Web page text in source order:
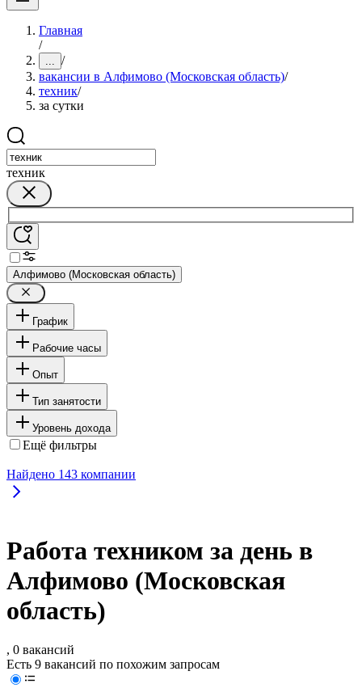
Главная
/
... /
вакансии в Алфимово (Московская область)/
техник/
за сутки
техник
Алфимово (Московская область)
График
Рабочие часы
Опыт
Тип занятости
Уровень дохода
Ещё фильтры
Найдено 143 компании
Работа техником за день в
Алфимово (Московская
область)
, 0 вакансий
Есть 9 вакансий по похожим запросам